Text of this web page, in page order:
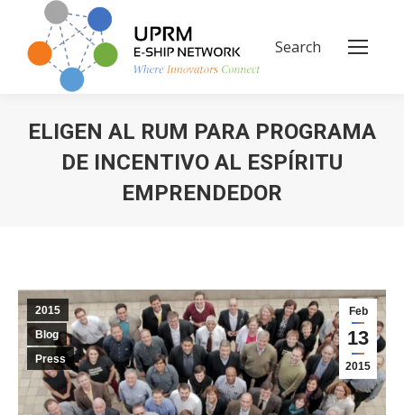
Search:
Search
ELIGEN AL RUM PARA PROGRAMA
DE INCENTIVO AL ESPÍRITU
EMPRENDEDOR
Feb
13
2015
2015
Blog
Press